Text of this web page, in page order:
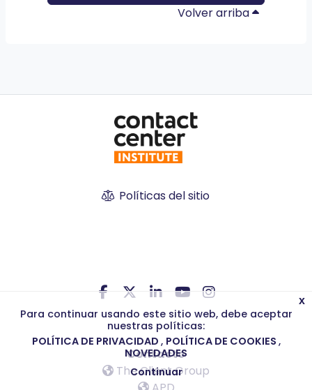
Para continuar usando este sitio web, debe aceptar
nuestras políticas:
POLÍTICA DE PRIVACIDAD POLÍTICA DE COOKIES
NOVEDADES
Continuar
x
Volver arriba
Políticas del sitio
Contacto
The Client Group